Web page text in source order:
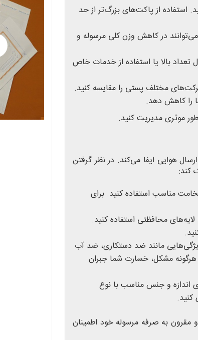
استفاده از پاکت‌های بزرگ‌تر از حد
در کاهش وزن کلی مرسوله و
بالا یا استفاده از خدمات خاص
مختلف پستی را مقایسه کنید.
را کاهش دهد.
موثری مدیریت کنید.
هوایی ایفا می‌کند. در نظر گرفتن
کند:
مناسب استفاده کنید. برای
محافظتی استفاده کنید.
ویژگی‌هایی مانند ضد دستکاری، ضد آب
هرگونه مشکل، خسارت شما جبران
اندازه و جنس مناسب با نوع
کنید.
مقرون به صرفه مرسوله خود اطمینان